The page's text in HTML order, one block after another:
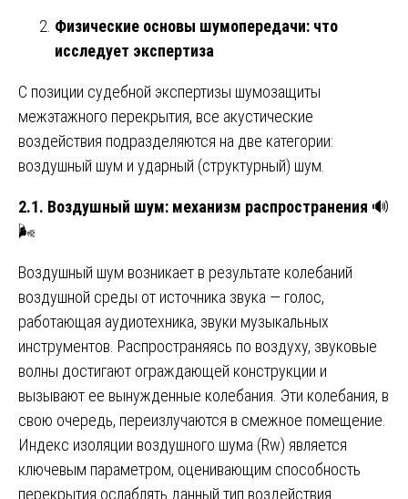
Физические основы шумопередачи: что
исследует экспертиза
С позиции судебной экспертизы шумозащиты
межэтажного перекрытия, все акустические
воздействия подразделяются на две категории:
воздушный шум и ударный (структурный) шум.
2.1. Воздушный шум: механизм распространения 🔊
🌬️
Воздушный шум возникает в результате колебаний
воздушной среды от источника звука — голос,
работающая аудиотехника, звуки музыкальных
инструментов. Распространяясь по воздуху, звуковые
волны достигают ограждающей конструкции и
вызывают ее вынужденные колебания. Эти колебания, в
свою очередь, переизлучаются в смежное помещение.
Индекс изоляции воздушного шума (Rw) является
ключевым параметром, оценивающим способность
перекрытия ослаблять данный тип воздействия.